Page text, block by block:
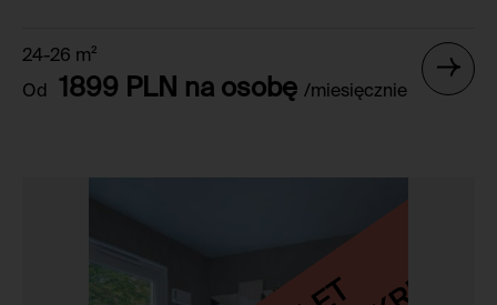
24-26 m²
Od
1899 PLN na osobę /miesięcznie